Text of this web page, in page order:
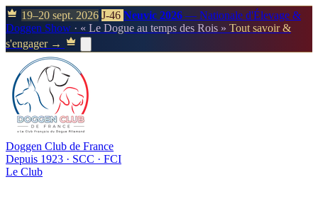
19–20 sept. 2026 J-46 Neuvic 2026 — Nationale d'Élevage &
Doggen Show · « Le Dogue au temps des Rois » Tout savoir &
s'engager →
Doggen Club de France
Depuis 1923 · SCC · FCI
Le Club